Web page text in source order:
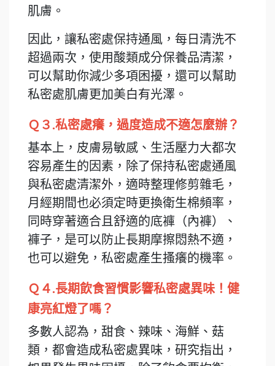
肌膚。
因此，讓私密處保持通風，每日清洗不
超過兩次，使用酸類成分保養品清潔，
可以幫助你減少多項困擾，還可以幫助
私密處肌膚更加美白有光澤。
Ｑ３.私密處癢，過度造成不適怎麼辦？
基本上，皮膚易敏感、生活壓力大都次
容易產生的因素，除了保持私密處通風
與私密處清潔外，適時整理修剪雜毛，
月經期間也必須定時更換衛生棉頻率，
同時穿著適合且舒適的底褲（內褲）、
褲子，是可以防止長期摩擦悶熱不適，
也可以避免，私密處產生搔癢的機率。
Ｑ４.長期飲食習慣影響私密處異味！健
康亮紅燈了嗎？
多數人認為，甜食、辣味、海鮮、菇
類，都會造成私密處異味，研究指出，